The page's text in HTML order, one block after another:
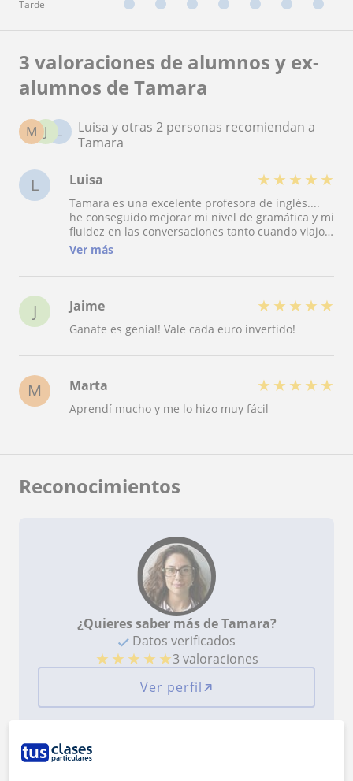
Tarde
3 valoraciones de alumnos y ex-
alumnos de Tamara
L
J
M
Luisa y otras 2 personas recomiendan a
Tamara
L Luisa ★ ★ ★ ★ ★
Tamara es una excelente profesora de inglés....
he conseguido mejorar mi nivel de gramática y mi
fluidez en las conversaciones tanto cuando viajo
al extranjero como por videconferencia en el
Ver más
J Jaime ★ ★ ★ ★ ★
Ganate es genial! Vale cada euro invertido!
M Marta ★ ★ ★ ★ ★
Aprendí mucho y me lo hizo muy fácil
Reconocimientos
¿Quieres saber más de Tamara?
Datos verificados
★ ★ ★ ★ ★3 valoraciones
Ver perfil